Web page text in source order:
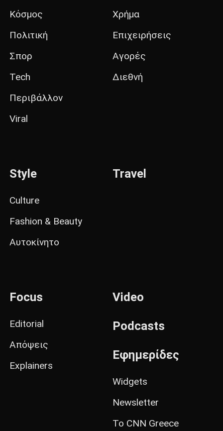
Κόσμος
Πολιτική
Σπορ
Tech
Περιβάλλον
Viral
Χρήμα
Επιχειρήσεις
Αγορές
Διεθνή
Style
Culture
Fashion & Beauty
Αυτοκίνητο
Travel
Focus
Editorial
Απόψεις
Explainers
Video
Podcasts
Εφημερίδες
Widgets
Newsletter
Το CNN Greece